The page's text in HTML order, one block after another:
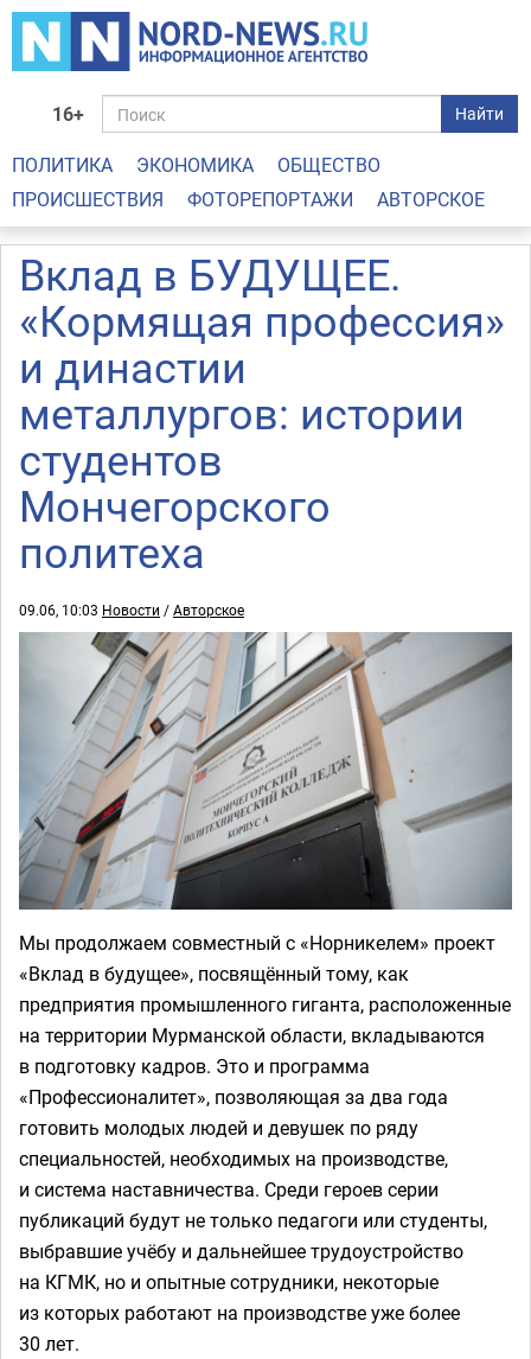
16+ Найти
ПОЛИТИКА ЭКОНОМИКА
ОБЩЕСТВО
ПРОИСШЕСТВИЯ
ФОТОРЕПОРТАЖИ АВТОРСКОЕ
Вклад в БУДУЩЕЕ.
«Кормящая профессия»
и династии
металлургов: истории
студентов
Мончегорского
политеха
09.06, 10:03 Новости /Авторское
Мы продолжаем совместный с «Норникелем» проект
«Вклад в будущее», посвящённый тому, как
предприятия промышленного гиганта, расположенные
на территории Мурманской области, вкладываются
в подготовку кадров. Это и программа
«Профессионалитет», позволяющая за два года
готовить молодых людей и девушек по ряду
специальностей, необходимых на производстве,
и система наставничества. Среди героев серии
публикаций будут не только педагоги или студенты,
выбравшие учёбу и дальнейшее трудоустройство
на КГМК, но и опытные сотрудники, некоторые
из которых работают на производстве уже более
30 лет.